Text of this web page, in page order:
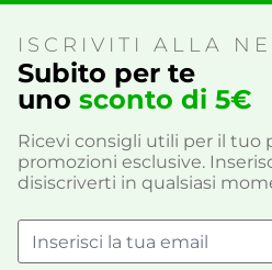
ISCRIVITI ALLA
Subito per te
uno sconto di 5€
Ricevi consigli utili per il tuo
promozioni esclusive.
disiscriverti in qualsiasi